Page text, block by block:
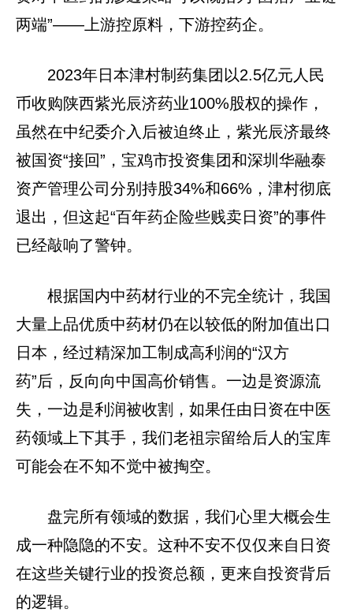
两端”——上游控原料，下游控药企。
2023年日本津村制药集团以2.5亿元人民
币收购陕西紫光辰济药业100%股权的操作，
虽然在中纪委介入后被迫终止，紫光辰济最终
被国资“接回”，宝鸡市投资集团和深圳华融泰
资产管理公司分别持股34%和66%，津村彻底
退出，但这起“百年药企险些贱卖日资”的事件
已经敲响了警钟。
根据国内中药材行业的不完全统计，我国
大量上品优质中药材仍在以较低的附加值出口
日本，经过精深加工制成高利润的“汉方
药”后，反向向中国高价销售。一边是资源流
失，一边是利润被收割，如果任由日资在中医
药领域上下其手，我们老祖宗留给后人的宝库
可能会在不知不觉中被掏空。
盘完所有领域的数据，我们心里大概会生
成一种隐隐的不安。这种不安不仅仅来自日资
在这些关键行业的投资总额，更来自投资背后
的逻辑。